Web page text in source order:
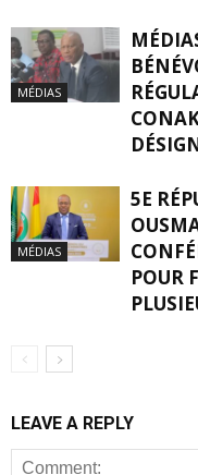
MÉDIAS
MÉDIAS
5E
POUR
LEAVE A REPLY